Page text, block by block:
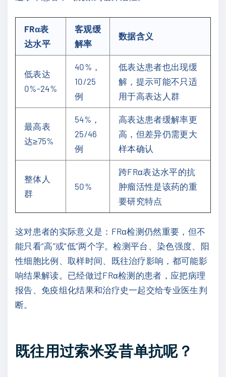
FRα表
达水平
客观缓
解率
数据含义
低表达
0%-24%
40%，
10/25
例
低表达患者也出现缓
解，提示可能不只适
用于高表达人群
最高表
达≥75%
54%，
25/46
例
高表达患者缓解率更
高，但差异仍需更大
样本确认
整体人
群
50%
跨FRα表达水平的抗
肿瘤活性是该药的重
要研究特点
这对患者的实际意义是：FRα检测仍然重要，但不
能只看“高”或“低”两个字。检测平台、染色强度、阳
性细胞比例、取样时间、既往治疗影响，都可能影
响结果解读。已经做过FRα检测的患者，应把病理
报告、免疫组化结果和治疗史一起交给专业医生判
断。
既往用过索米妥昔单抗呢？